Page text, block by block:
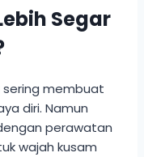
Segar
sering membuat
diri. Namun
perawatan
wajah kusam